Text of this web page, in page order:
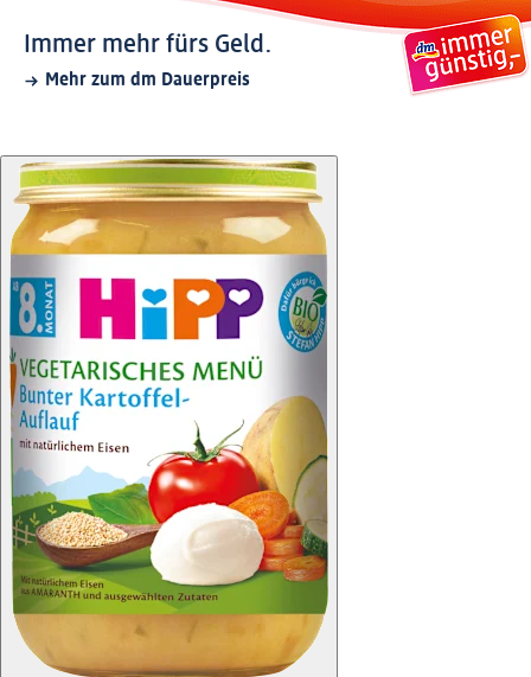
Immer mehr fürs Geld.
Mehr zum dm Dauerpreis